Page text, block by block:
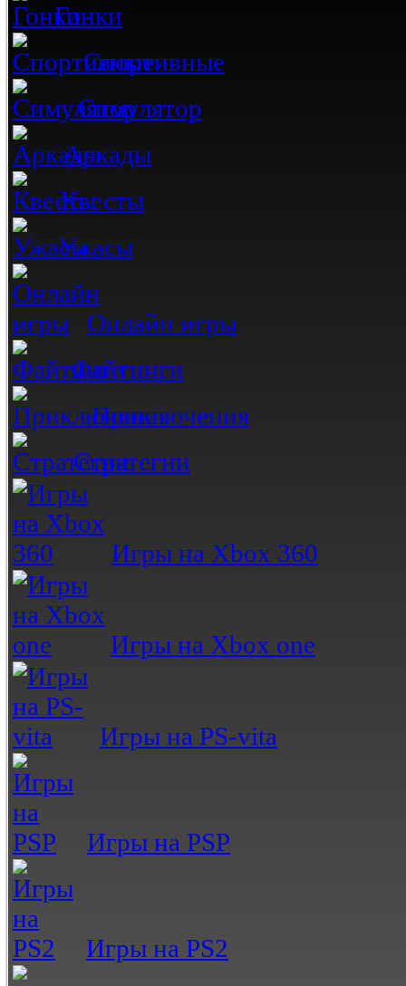
Гонки
Спортивные
Симулятор
Аркады
Квесты
Ужасы
Онлайн игры
Файтинги
Приключения
Стратегии
Игры на Xbox 360
Игры на Xbox one
Игры на PS-vita
Игры на PSP
Игры на PS2